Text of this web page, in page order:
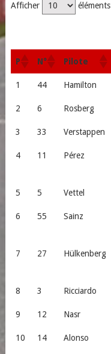
Afficher éléments
P N° Pilote
1 44 Hamilton
2 6 Rosberg
3 33 Verstappen
4 11 Pérez
5 5 Vettel
6 55 Sainz
7 27 Hülkenberg
8 3 Ricciardo
9 12 Nasr
10 14 Alonso